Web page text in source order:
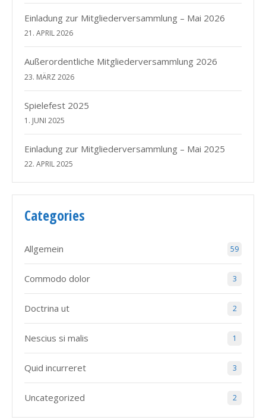
Einladung zur Mitgliederversammlung – Mai 2026
21. APRIL 2026
Außerordentliche Mitgliederversammlung 2026
23. MÄRZ 2026
Spielefest 2025
1. JUNI 2025
Einladung zur Mitgliederversammlung – Mai 2025
22. APRIL 2025
Categories
Allgemein 59
Commodo dolor 3
Doctrina ut 2
Nescius si malis 1
Quid incurreret 3
Uncategorized 2